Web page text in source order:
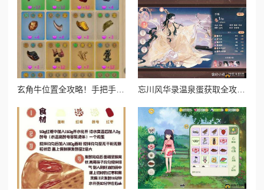
忘川风华录温泉蛋获取全攻略！这5种方式让你暴击收藏季必备！